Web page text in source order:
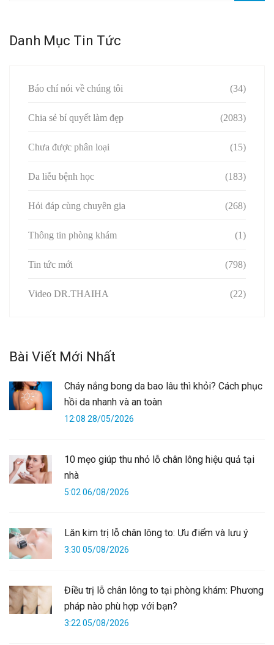
Danh Mục Tin Tức
Báo chí nói về chúng tôi (34)
Chia sẻ bí quyết làm đẹp (2083)
Chưa được phân loại (15)
Da liễu bệnh học (183)
Hỏi đáp cùng chuyên gia (268)
Thông tin phòng khám (1)
Tin tức mới (798)
Video DR.THAIHA (22)
Bài Viết Mới Nhất
Cháy nắng bong da bao lâu thì khỏi? Cách phục
hồi da nhanh và an toàn
12:08 28/05/2026
10 mẹo giúp thu nhỏ lỗ chân lông hiệu quả tại
nhà
5:02 06/08/2026
Lăn kim trị lỗ chân lông to: Ưu điểm và lưu ý
3:30 05/08/2026
Điều trị lỗ chân lông to tại phòng khám: Phương
pháp nào phù hợp với bạn?
3:22 05/08/2026